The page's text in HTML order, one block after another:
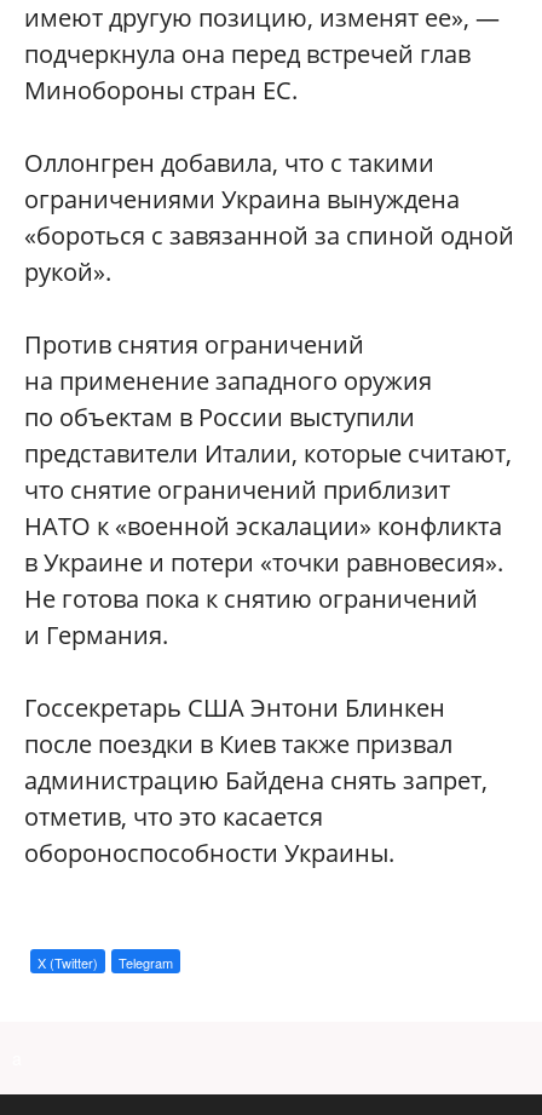
имеют другую позицию, изменят ее», —
подчеркнула она перед встречей глав
Минобороны стран ЕС.
Оллонгрен добавила, что с такими
ограничениями Украина вынуждена
«бороться с завязанной за спиной одной
рукой».
Против снятия ограничений
на применение западного оружия
по объектам в России выступили
представители Италии, которые считают,
что снятие ограничений приблизит
НАТО к «военной эскалации» конфликта
в Украине и потери «точки равновесия».
Не готова пока к снятию ограничений
и Германия.
Госсекретарь США Энтони Блинкен
после поездки в Киев также призвал
администрацию Байдена снять запрет,
отметив, что это касается
обороноспособности Украины.
X (Twitter) Telegram